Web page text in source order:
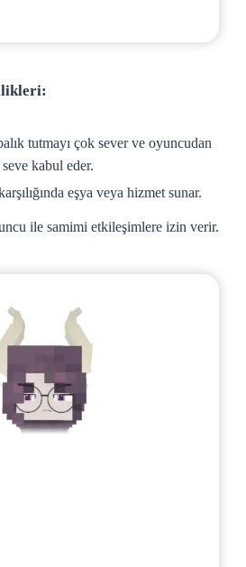
tutmayı çok sever ve oyuncudan
kabul eder.
eşya veya hizmet sunar.
ile samimi etkileşimlere izin verir.